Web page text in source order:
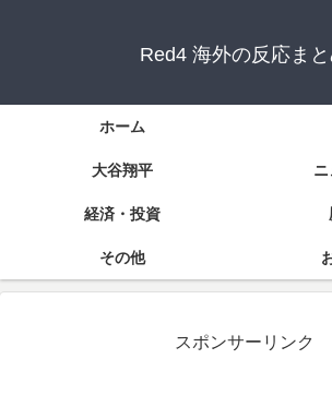
Red4 海外の反応ま
ホーム
大谷翔平
経済・投資
その他
スポンサーリンク